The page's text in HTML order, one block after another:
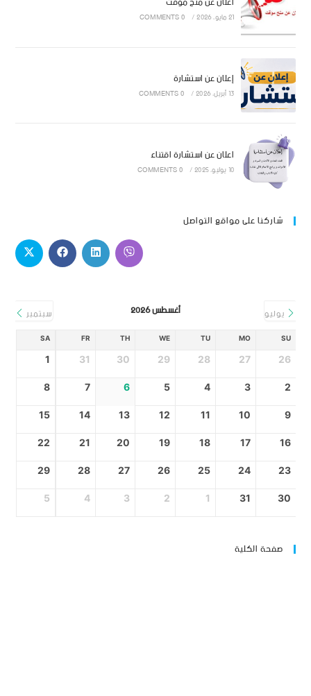
21 مايو، 2026 /
0 COMMENTS
إعلان عن استشارة
13 أبريل، 2026 /
0 COMMENTS
اعلان عن استشارة اقتناء
10 يوليو، 2025 /
0 COMMENTS
شاركنا على مواقع التواصل
يوليو أغسطس 2026 سبتمبر
SU
MO
TU
WE
TH
FR
SA
26
27
28
29
30
31
1
2
3
4
5
6
7
8
9
10
11
12
13
14
15
16
17
18
19
20
21
22
23
24
25
26
27
28
29
30
31
1
2
3
4
5
صفحة الكلية